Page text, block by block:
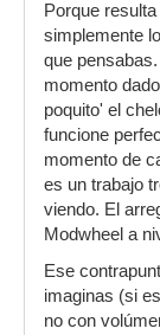
Porque
simplemente
que
momento
poquito' el
funcione
momento de
es un trabajo
viendo. El
Modwheel a
Ese
imaginas (si
no con